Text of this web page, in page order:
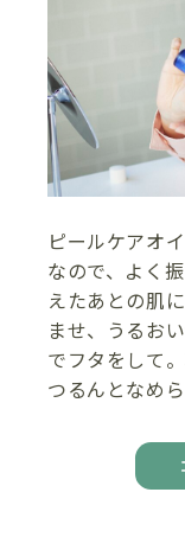
ピールケアオ
なので、よく
えたあとの肌に
ませ、うるお
でフタをして
つるんとなめ